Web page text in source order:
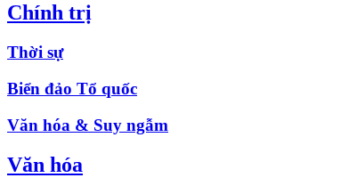
Chính trị
Thời sự
Biển đảo Tổ quốc
Văn hóa & Suy ngẫm
Văn hóa